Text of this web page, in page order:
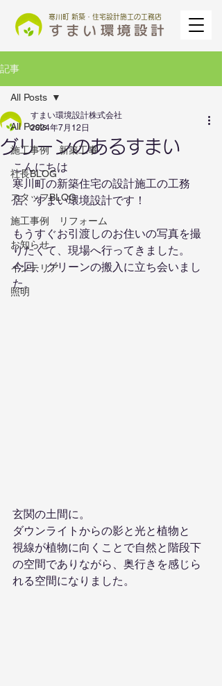
寒川町 新築・住宅設計施工の工務店
記事
All Posts
施工事例 新築工事
社長BLOG
スタッフBLOG
施工事例 リフォーム
お知らせ
インテリア
照明
All Posts
グリーンのあるすまい
すまい環境設計株式会社
2024年7月12日
こんにちは
寒川町の新築住宅の設計施工の工務
店、すまい環境設計です！
もうすぐお引渡しのお住いの写真を撮
りたくて、現場へ行ってきました。
今回、グリーンの搬入に立ち会いまし
た。
玄関の土間に。
ダウンライトからの影と光と植物と
視線が植物に向くことで自然と階段下
の空間でありながら、奥行きを感じら
れる空間になりました。